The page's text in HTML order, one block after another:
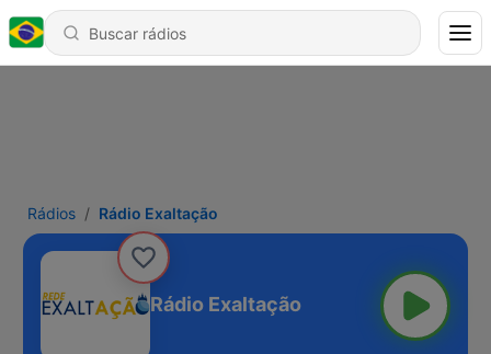
Rádios Rádio Exaltação
Rádio Exaltação